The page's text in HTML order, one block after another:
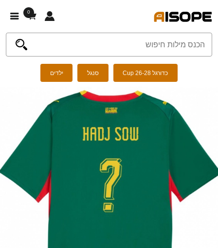
0
כדורגל Cup 26-28 סנגל ילדים